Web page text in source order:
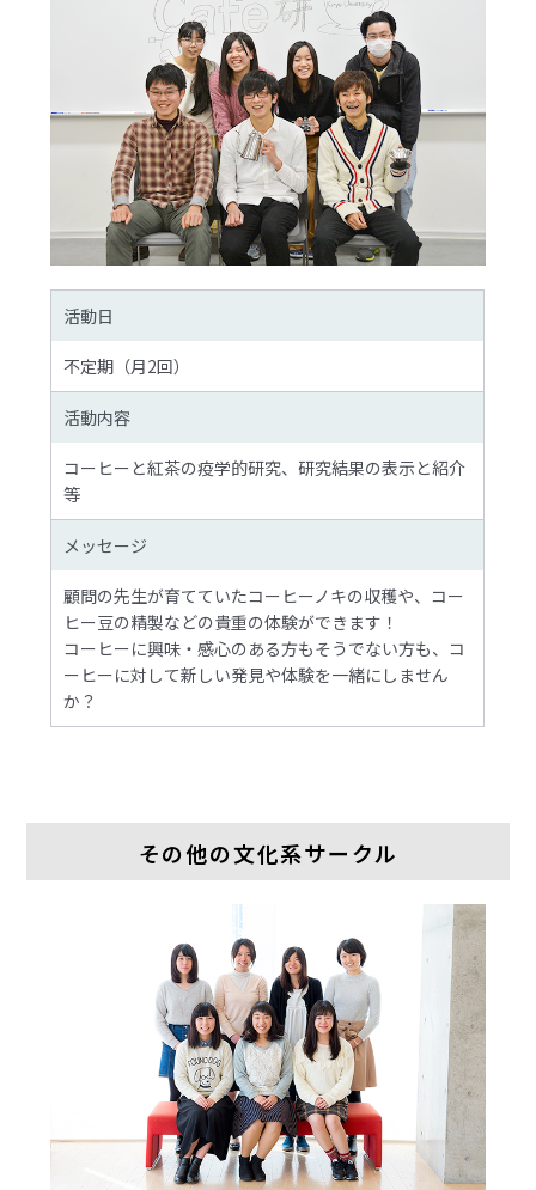
活動日
不定期（月2回）
活動内容
コーヒーと紅茶の疫学的研究、研究結果の表示と紹介
等
メッセージ
顧問の先生が育てていたコーヒーノキの収穫や、コー
ヒー豆の精製などの貴重の体験ができます！
コーヒーに興味・感心のある方もそうでない方も、コ
ーヒーに対して新しい発見や体験を一緒にしません
か？
その他の文化系サークル